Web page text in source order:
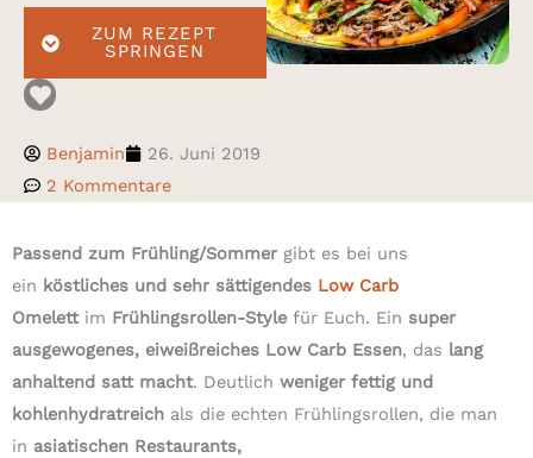
ZUM REZEPT
SPRINGEN
Benjamin
26. Juni 2019
2 Kommentare
Passend zum Frühling/Sommer gibt es bei uns
ein köstliches und sehr sättigendes Low Carb
Omelettim Frühlingsrollen-Style für Euch. Ein super
ausgewogenes, eiweißreiches Low Carb Essen, das lang
anhaltend satt macht. Deutlich weniger fettig und
kohlenhydratreich als die echten Frühlingsrollen, die man
in asiatischen Restaurants,